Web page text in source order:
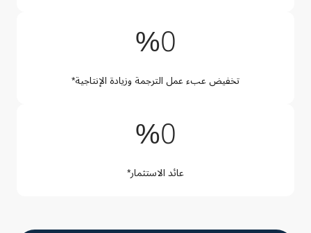
%0
%50
تخفيض عبء عمل الترجمة وزيادة الإنتاجية*
%0
%345
عائد الاستثمار*